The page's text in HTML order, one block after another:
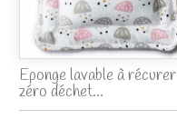
Eponge lavable à récurer
zéro déchet...